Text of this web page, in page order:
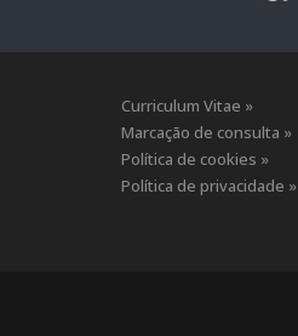
Curriculum Vitae »
Marcação de consulta »
Política de cookies »
Política de privacidade »